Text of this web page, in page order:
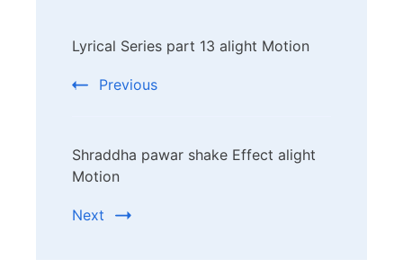
Navigation
Lyrical Series part 13 alight Motion
Previous
Shraddha pawar shake Effect alight
Motion
Next